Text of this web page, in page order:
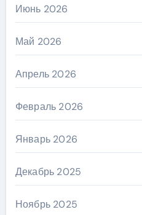
Июнь 2026
Май 2026
Апрель 2026
Февраль 2026
Январь 2026
Декабрь 2025
Ноябрь 2025